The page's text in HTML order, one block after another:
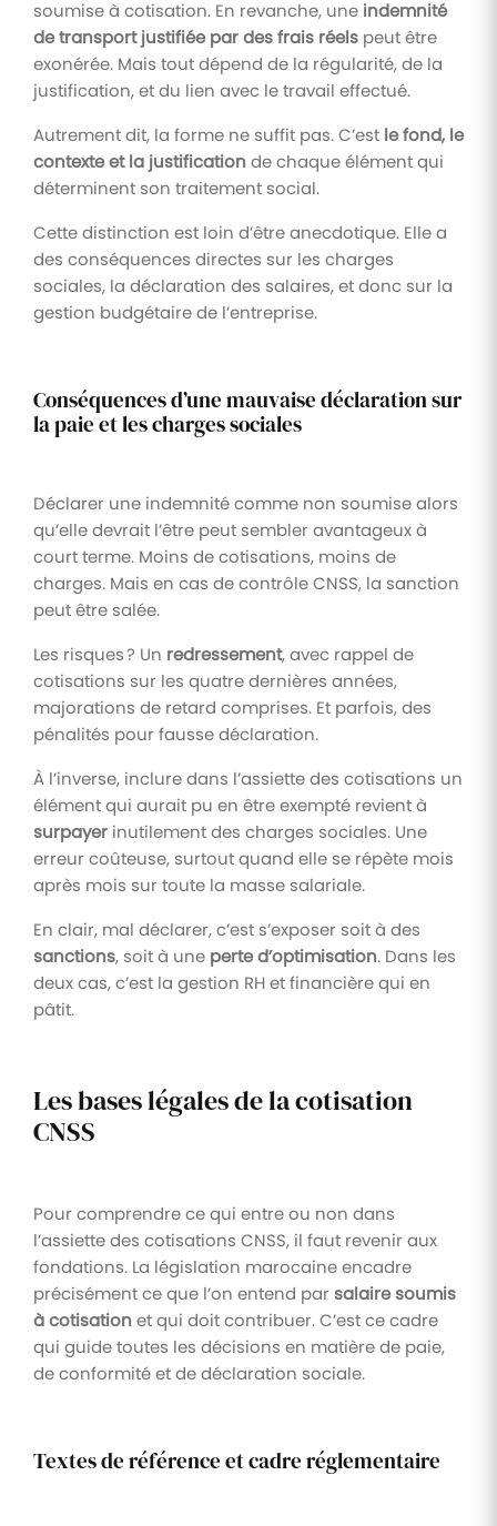
soumise à cotisation. En revanche, une indemnité
de transport justifiée par des frais réels peut être
exonérée. Mais tout dépend de la régularité, de la
justification, et du lien avec le travail effectué.
Autrement dit, la forme ne suffit pas. C’est le fond, le
contexte et la justification de chaque élément qui
déterminent son traitement social.
Cette distinction est loin d’être anecdotique. Elle a
des conséquences directes sur les charges
sociales, la déclaration des salaires, et donc sur la
gestion budgétaire de l’entreprise.
Conséquences d’une mauvaise déclaration sur
la paie et les charges sociales
Déclarer une indemnité comme non soumise alors
qu’elle devrait l’être peut sembler avantageux à
court terme. Moins de cotisations, moins de
charges. Mais en cas de contrôle CNSS, la sanction
peut être salée.
Les risques ? Un redressement, avec rappel de
cotisations sur les quatre dernières années,
majorations de retard comprises. Et parfois, des
pénalités pour fausse déclaration.
À l’inverse, inclure dans l’assiette des cotisations un
élément qui aurait pu en être exempté revient à
surpayer inutilement des charges sociales. Une
erreur coûteuse, surtout quand elle se répète mois
après mois sur toute la masse salariale.
En clair, mal déclarer, c’est s’exposer soit à des
sanctions, soit à une perte d’optimisation. Dans les
deux cas, c’est la gestion RH et financière qui en
pâtit.
Les bases légales de la cotisation
CNSS
Pour comprendre ce qui entre ou non dans
l’assiette des cotisations CNSS, il faut revenir aux
fondations. La législation marocaine encadre
précisément ce que l’on entend parsalaire soumis
à cotisation et qui doit contribuer. C’est ce cadre
qui guide toutes les décisions en matière de paie,
de conformité et de déclaration sociale.
Textes de référence et cadre réglementaire